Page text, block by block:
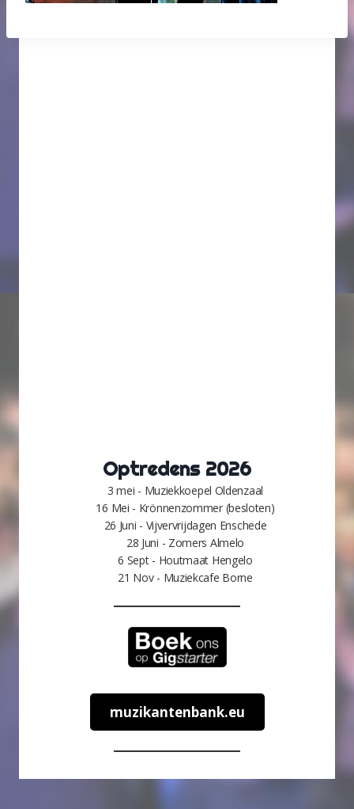
Optredens 2026
3 mei - Muziekkoepel Oldenzaal
16 Mei - Krönnenzommer (besloten)
26 Juni - Vijvervrijdagen Enschede
28 Juni - Zomers Almelo
6 Sept - Houtmaat Hengelo
21 Nov - Muziekcafe Borne
muzikantenbank.eu